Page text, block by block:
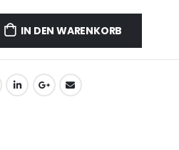
IN DEN WARENKORB